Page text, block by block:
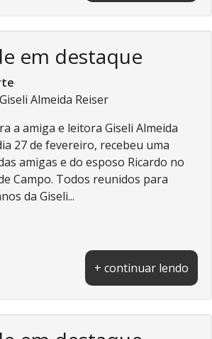
em destaque
Almeida Reiser
a amiga e leitora Giseli Almeida
27 de fevereiro, recebeu uma
amigas e do esposo Ricardo no
Campo. Todos reunidos para
da Giseli...
+ continuar lendo